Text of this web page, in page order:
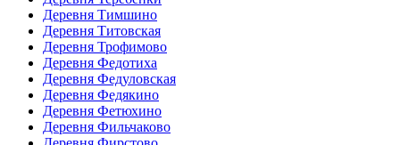
Деревня Тимшино
Деревня Титовская
Деревня Трофимово
Деревня Федотиха
Деревня Федуловская
Деревня Федякино
Деревня Фетюхино
Деревня Фильчаково